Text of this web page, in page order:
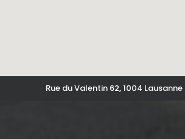
Rue du Valentin 62, 1004 Lausanne